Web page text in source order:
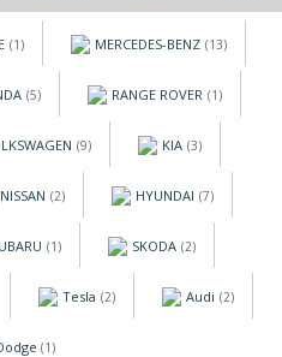
(1) MERCEDES-BENZ (13)
(5) RANGE ROVER (1)
(9) KIA (3)
NISSAN (2) HYUNDAI (7)
(1) SKODA (2)
Tesla (2) Audi (2)
(1)